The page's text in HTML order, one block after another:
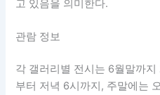
고 있음을 의미한다.
관람 정보
각 갤러리별 전시는 6월말까
부터 저녁 6시까지, 주말에는